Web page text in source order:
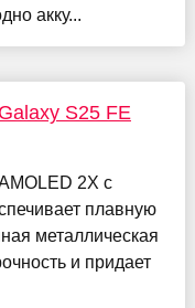
акку...
S25 FE
2X с
плавную
металлическая
и придает